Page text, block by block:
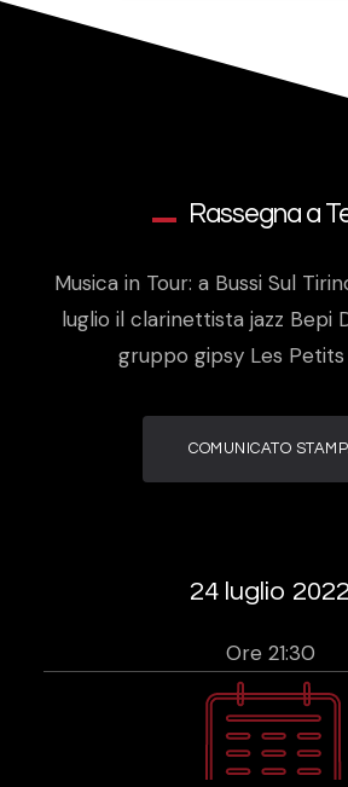
Rassegna a
Musica in Tour: a Bussi Sul
luglio il clarinettista jazz Bepi
gruppo gipsy Les Petits
COMUNICATO
24 luglio 2022
Ore 21:30